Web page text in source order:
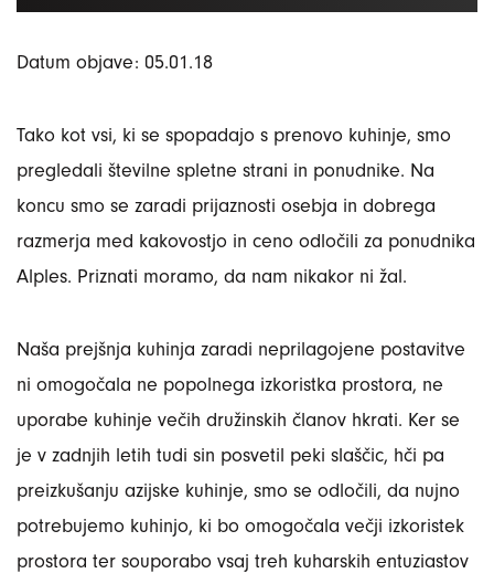
Datum objave: 05.01.18
Tako kot vsi, ki se spopadajo s prenovo kuhinje, smo
pregledali številne spletne strani in ponudnike. Na
koncu smo se zaradi prijaznosti osebja in dobrega
razmerja med kakovostjo in ceno odločili za ponudnika
Alples. Priznati moramo, da nam nikakor ni žal.
Naša prejšnja kuhinja zaradi neprilagojene postavitve
ni omogočala ne popolnega izkoristka prostora, ne
uporabe kuhinje večih družinskih članov hkrati. Ker se
je v zadnjih letih tudi sin posvetil peki slaščic, hči pa
preizkušanju azijske kuhinje, smo se odločili, da nujno
potrebujemo kuhinjo, ki bo omogočala večji izkoristek
prostora ter souporabo vsaj treh kuharskih entuziastov